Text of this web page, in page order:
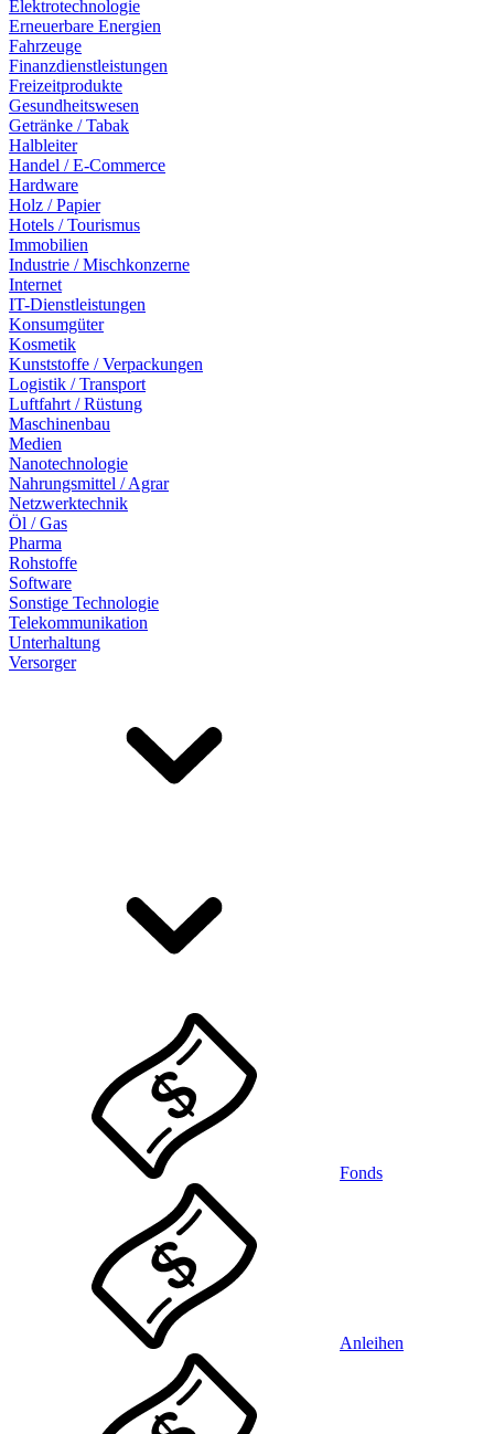
Elektrotechnologie
Erneuerbare Energien
Fahrzeuge
Finanzdienstleistungen
Freizeitprodukte
Gesundheitswesen
Getränke / Tabak
Halbleiter
Handel / E-Commerce
Hardware
Holz / Papier
Hotels / Tourismus
Immobilien
Industrie / Mischkonzerne
Internet
IT-Dienstleistungen
Konsumgüter
Kosmetik
Kunststoffe / Verpackungen
Logistik / Transport
Luftfahrt / Rüstung
Maschinenbau
Medien
Nanotechnologie
Nahrungsmittel / Agrar
Netzwerktechnik
Öl / Gas
Pharma
Rohstoffe
Software
Sonstige Technologie
Telekommunikation
Unterhaltung
Versorger
Fonds
Anleihen